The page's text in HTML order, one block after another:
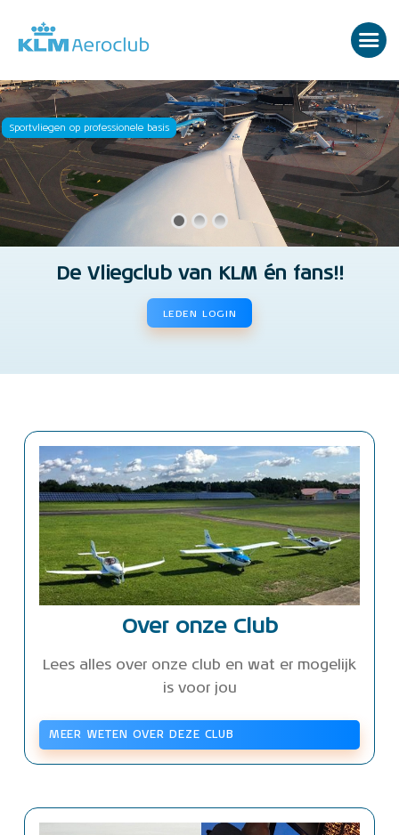
Sportvliegen op professionele basis
De Vliegclub van KLM én fans!!
LEDEN LOGIN
Over onze Club
Lees alles over onze club en wat er mogelijk
is voor jou
MEER WETEN OVER DEZE CLUB